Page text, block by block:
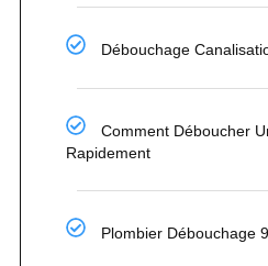
Débouchage
Comment Déboucher
Rapidement
Plombier Débouchage